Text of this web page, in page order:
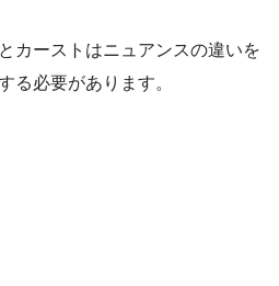
カーストはニュアンスの違いを
る必要があります。